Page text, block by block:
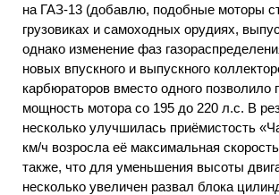
на ГАЗ-13 (добавлю, подобные моторы
грузовиках и самоходных орудиях,
однако изменение фаз
новых впускного и выпускного
карбюраторов вместо одного позволило
мощность мотора со 195 до 220 л.с. В
несколько улучшилась приёмистость
км/ч возросла её максимальная
также, что для уменьшения высоты
несколько увеличен развал блока